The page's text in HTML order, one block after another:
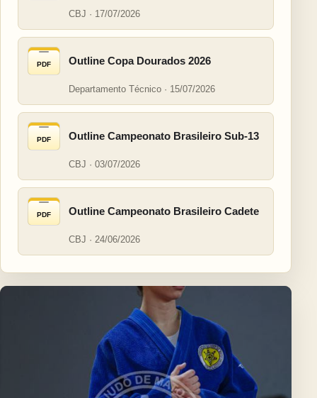
CBJ · 17/07/2026
PDF Outline Copa Dourados 2026
Departamento Técnico · 15/07/2026
PDF Outline Campeonato Brasileiro Sub-13
CBJ · 03/07/2026
PDF Outline Campeonato Brasileiro Cadete
CBJ · 24/06/2026